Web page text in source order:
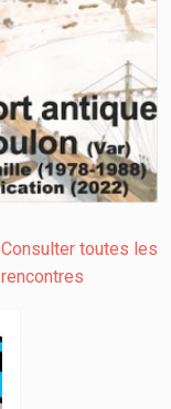
Consulter toutes les
rencontres